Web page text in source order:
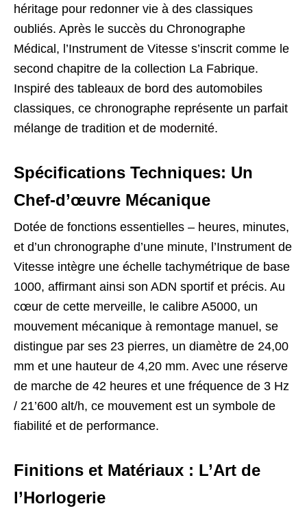
héritage pour redonner vie à des classiques
oubliés. Après le succès du Chronographe
Médical, l’Instrument de Vitesse s’inscrit comme le
second chapitre de la collection La Fabrique.
Inspiré des tableaux de bord des automobiles
classiques, ce chronographe représente un parfait
mélange de tradition et de modernité.
Spécifications Techniques: Un
Chef-d’œuvre Mécanique
Dotée de fonctions essentielles – heures, minutes,
et d’un chronographe d’une minute, l’Instrument de
Vitesse intègre une échelle tachymétrique de base
1000, affirmant ainsi son ADN sportif et précis. Au
cœur de cette merveille, le calibre A5000, un
mouvement mécanique à remontage manuel, se
distingue par ses 23 pierres, un diamètre de 24,00
mm et une hauteur de 4,20 mm. Avec une réserve
de marche de 42 heures et une fréquence de 3 Hz
/ 21’600 alt/h, ce mouvement est un symbole de
fiabilité et de performance.
Finitions et Matériaux : L’Art de
l’Horlogerie